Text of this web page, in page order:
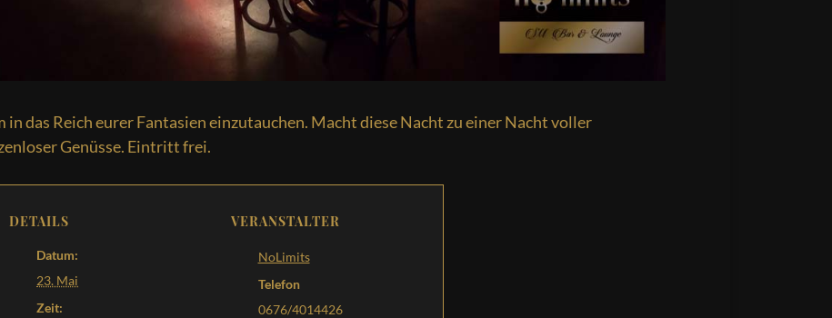
in das Reich eurer Fantasien einzutauchen. Macht diese Nacht zu einer Nacht voller
Genüsse. Eintritt frei.
DETAILS
Datum:
23. Mai
Zeit:
VERANSTALTER
NoLimits
Telefon
0676/4014426